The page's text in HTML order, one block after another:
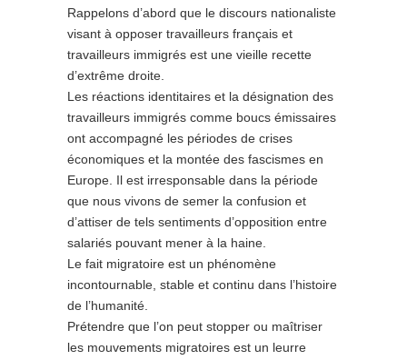
Rappelons d’abord que le discours nationaliste
visant à opposer travailleurs français et
travailleurs immigrés est une vieille recette
d’extrême droite.
Les réactions identitaires et la désignation des
travailleurs immigrés comme boucs émissaires
ont accompagné les périodes de crises
économiques et la montée des fascismes en
Europe. Il est irresponsable dans la période
que nous vivons de semer la confusion et
d’attiser de tels sentiments d’opposition entre
salariés pouvant mener à la haine.
Le fait migratoire est un phénomène
incontournable, stable et continu dans l’histoire
de l’humanité.
Prétendre que l’on peut stopper ou maîtriser
les mouvements migratoires est un leurre